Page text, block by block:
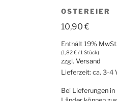
OSTEREIER
10,90€
Enthält 19% MwSt.
(1,82€/ 1 Stück)
zzgl. Versand
Lieferzeit: ca. 3-4
Bei Lieferungen